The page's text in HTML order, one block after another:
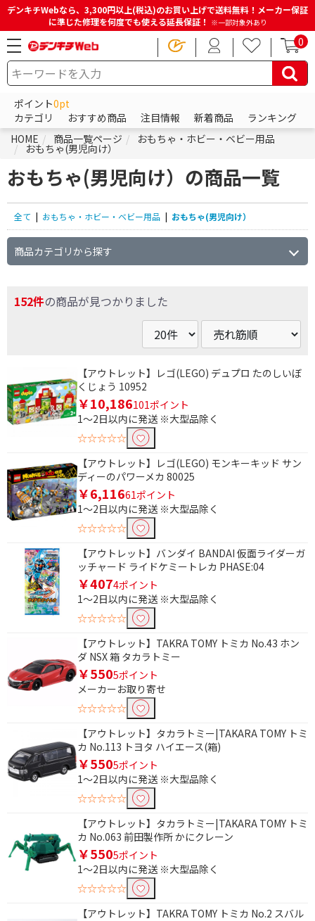
デンキチWebなら、3,300円以上(税込)のお買い上げで送料無料！メーカー保証
に準じた修理を何度でも使える延長保証！ ※一部対象外あり
0
ポイント0pt
カテゴリ
おすすめ商品 注目情報 新着商品
ランキング
HOME
商品一覧ページ おもちゃ・ホビー・ベビー用品
おもちゃ(男児向け）
おもちゃ(男児向け）の商品一覧
全て | おもちゃ・ホビー・ベビー用品 | おもちゃ(男児向け）
商品カテゴリから探す
152件の商品が見つかりました
【アウトレット】レゴ(LEGO) デュプロ たのしいぼ
くじょう 10952
￥10,186101ポイント
1～2日以内に発送 ※大型品除く
☆☆☆☆☆
【アウトレット】レゴ(LEGO) モンキーキッド サン
ディーのパワーメカ 80025
￥6,11661ポイント
1～2日以内に発送 ※大型品除く
☆☆☆☆☆
【アウトレット】バンダイ BANDAI 仮面ライダーガ
ッチャード ライドケミートレカ PHASE:04
￥4074ポイント
1～2日以内に発送 ※大型品除く
☆☆☆☆☆
【アウトレット】TAKRA TOMY トミカ No.43 ホン
ダ NSX 箱 タカラトミー
￥5505ポイント
メーカーお取り寄せ
☆☆☆☆☆
【アウトレット】タカラトミー|TAKARA TOMY トミ
カ No.113 トヨタ ハイエース(箱)
￥5505ポイント
1～2日以内に発送 ※大型品除く
☆☆☆☆☆
【アウトレット】タカラトミー|TAKARA TOMY トミ
カ No.063 前田製作所 かにクレーン
￥5505ポイント
1～2日以内に発送 ※大型品除く
☆☆☆☆☆
【アウトレット】TAKRA TOMY トミカ No.2 スバル
条件で絞り込む
フリーワードで絞り込む